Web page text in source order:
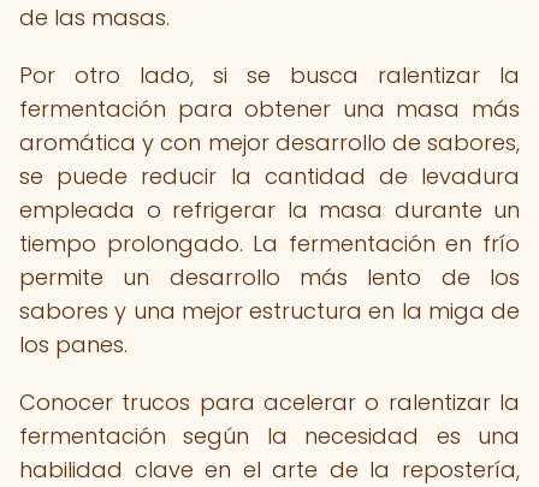
de las masas.
Por otro lado, si se busca ralentizar la
fermentación para obtener una masa más
aromática y con mejor desarrollo de sabores,
se puede reducir la cantidad de levadura
empleada o refrigerar la masa durante un
tiempo prolongado. La fermentación en frío
permite un desarrollo más lento de los
sabores y una mejor estructura en la miga de
los panes.
Conocer trucos para acelerar o ralentizar la
fermentación según la necesidad es una
habilidad clave en el arte de la repostería,